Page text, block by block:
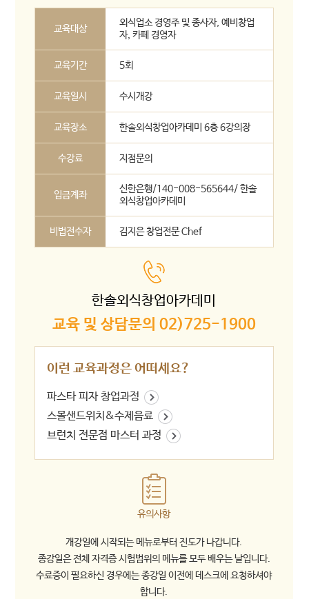
교육대상
외식업소 경영주 및 종사자, 예비창업
자, 카페 경영자
교육기간 5회
교육일시 수시개강
교육장소 한솔외식창업아카데미 6층 6강의장
수강료 지점문의
입금계좌
신한은행/140-008-565644/ 한솔
외식창업아카데미
비법전수자 김지은 창업전문 Chef
한솔외식창업아카데미
교육 및 상담문의 02)725-1900
이런 교육과정은 어떠세요?
파스타 피자 창업과정
스몰샌드위치&수제음료
브런치 전문점 마스터 과정
유의사항
개강일에 시작되는 메뉴로부터 진도가 나갑니다.
종강일은 전체 자격증 시험범위의 메뉴를 모두 배우는 날입니다.
수료증이 필요하신 경우에는 종강일 이전에 데스크에 요청하셔야
합니다.